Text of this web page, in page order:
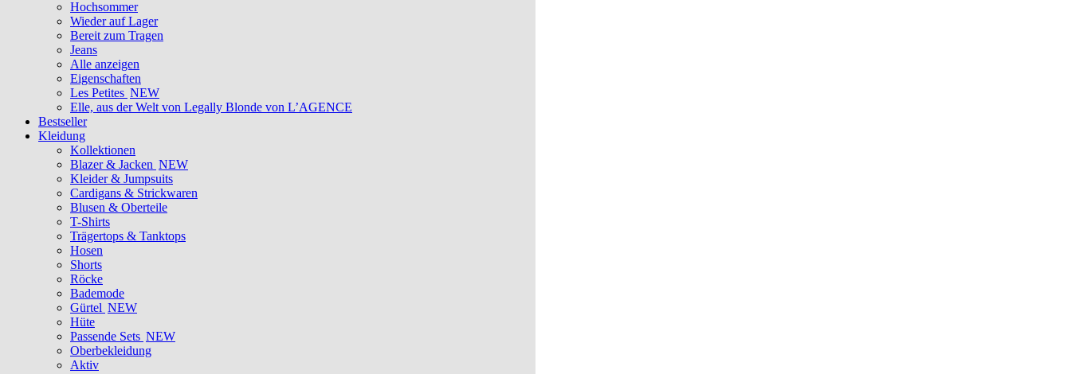
Hochsommer
Wieder auf Lager
Bereit zum Tragen
Jeans
Alle anzeigen
Eigenschaften
Les Petites NEW
Elle, aus der Welt von Legally Blonde von L’AGENCE
Bestseller
Kleidung
Kollektionen
Blazer & Jacken NEW
Kleider & Jumpsuits
Cardigans & Strickwaren
Blusen & Oberteile
T-Shirts
Trägertops & Tanktops
Hosen
Shorts
Röcke
Bademode
Gürtel NEW
Hüte
Passende Sets NEW
Oberbekleidung
Aktiv